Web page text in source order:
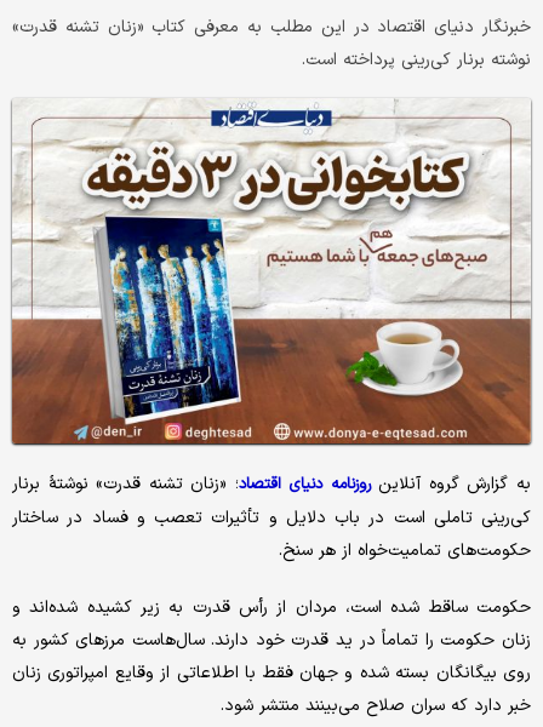
خبرنگار دنیای اقتصاد در این مطلب به معرفی کتاب «زنان تشنه قدرت»
نوشته برنار کی‌رینی پرداخته است.
به گزارش گروه آنلاینروزنامه دنیای اقتصاد؛ «زنان تشنه قدرت» نوشتهٔ برنار
کی‌رینی تاملی است در باب دلایل و تأثیرات تعصب و فساد در ساختار
حکومت‌های تمامیت‌خواه از هر سنخ.
حکومت ساقط شده است، مردان از رأس قدرت به زیر کشیده شده‌اند و
زنان حکومت را تماماً در ید قدرت خود دارند. سال‌هاست مرزهای کشور به
روی بیگانگان بسته شده و جهان فقط با اطلاعاتی از وقایع امپراتوری زنان
خبر دارد که سران صلاح می‌بینند منتشر شود.